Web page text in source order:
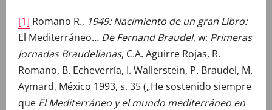
[1] Romano R., 1949: Nacimiento de un gran Libro:
El Mediterráneo… De Fernand Braudel, w: Primeras
Jornadas Braudelianas, C.A. Aguirre Rojas, R.
Romano, B. Echeverría, I. Wallerstein, P. Braudel, M.
Aymard, México 1993, s. 35 („He sostenido siempre
que El Mediterráneo y el mundo mediterráneo en